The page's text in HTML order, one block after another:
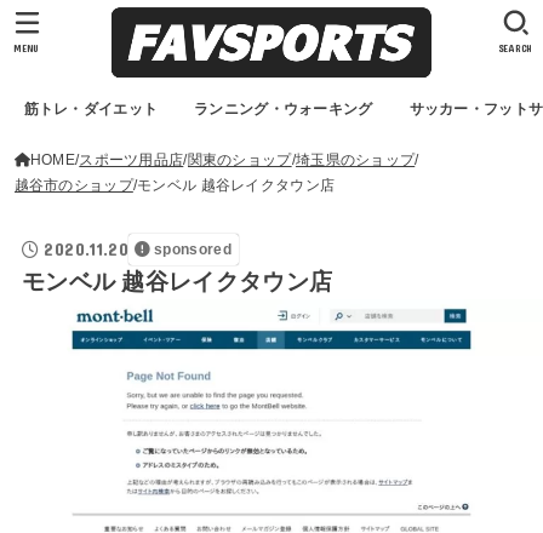
筋トレ・ダイエット ランニング・ウォーキング サッカー・フット
SEARCH
MENU
HOME スポーツ用品店 関東のショップ 埼玉県のショップ
越谷市のショップ モンベル 越谷レイクタウン店
2020.11.20 sponsored
モンベル 越谷レイクタウン店